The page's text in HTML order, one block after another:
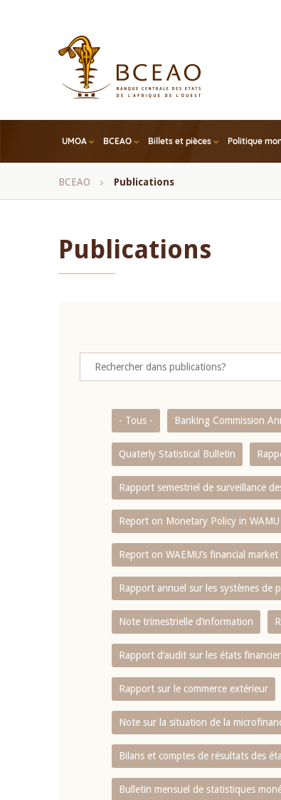
UMOA BCEAO Billets et pièces Politique
Fil
BCEAO Publications
Publications
- Tous - Banking Commission
Quaterly Statistical Bulletin
Rapport semestriel de surveillance
Report on Monetary Policy in WAMU
Report on WAEMU’s financial
Rapport annuel sur les systèmes de
Note trimestrielle d‘information
Rapport d‘audit sur les états
Rapport sur le commerce extérieur
Note sur la situation de la
Bilans et comptes de résultats des
Bulletin mensuel de statistiques